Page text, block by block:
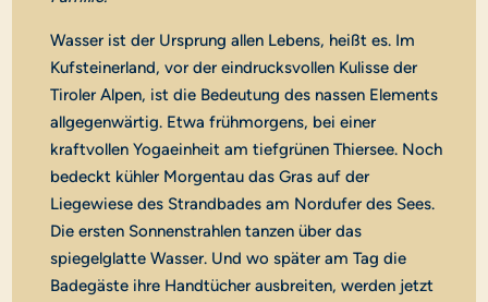
Wasser ist der Ursprung allen Lebens, heißt es. Im
Kufsteinerland, vor der eindrucksvollen Kulisse der
Tiroler Alpen, ist die Bedeutung des nassen Elements
allgegenwärtig. Etwa frühmorgens, bei einer
kraftvollen Yogaeinheit am tiefgrünen Thiersee. Noch
bedeckt kühler Morgentau das Gras auf der
Liegewiese des Strandbades am Nordufer des Sees.
Die ersten Sonnenstrahlen tanzen über das
spiegelglatte Wasser. Und wo später am Tag die
Badegäste ihre Handtücher ausbreiten, werden jetzt